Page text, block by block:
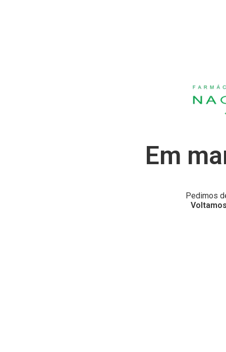
Em
Pedimos